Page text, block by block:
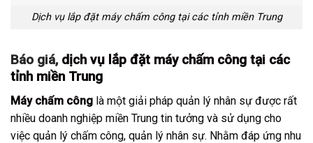
Dịch vụ lắp đặt máy chấm công tại các tỉnh miền Trung
Báo giá, dịch vụ lắp đặt máy chấm công tại các
tỉnh miền Trung
Máy chấm công là một giải pháp quản lý nhân sự được rất
nhiều doanh nghiệp miền Trung tin tưởng và sử dụng cho
việc quản lý chấm công, quản lý nhân sự. Nhằm đáp ứng nhu